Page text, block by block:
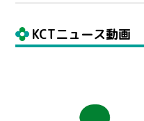
KCTニュース動画